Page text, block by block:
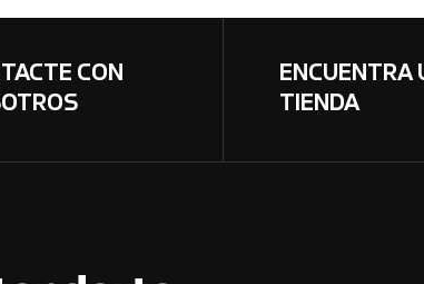
CON
ENCUENTRA
TIENDA